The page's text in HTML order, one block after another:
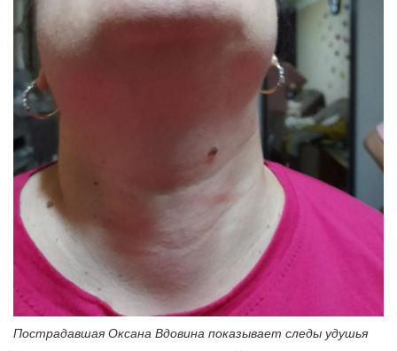
Пострадавшая Оксана Вдовина показывает следы удушья